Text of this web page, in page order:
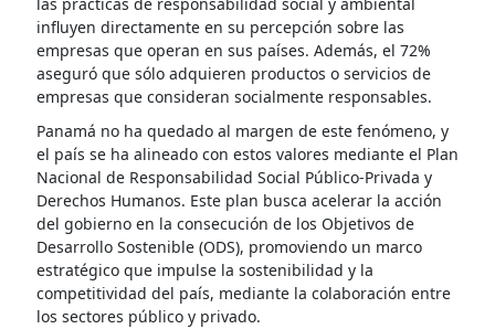
influyen directamente en su percepción sobre las
empresas que operan en sus países. Además, el 72%
aseguró que sólo adquieren productos o servicios de
empresas que consideran socialmente responsables.
Panamá no ha quedado al margen de este fenómeno, y
el país se ha alineado con estos valores mediante el Plan
Nacional de Responsabilidad Social Público-Privada y
Derechos Humanos. Este plan busca acelerar la acción
del gobierno en la consecución de los Objetivos de
Desarrollo Sostenible (ODS), promoviendo un marco
estratégico que impulse la sostenibilidad y la
competitividad del país, mediante la colaboración entre
los sectores público y privado.